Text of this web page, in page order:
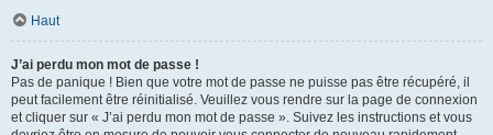
Haut
J’ai perdu mon mot de passe !
Pas de panique ! Bien que votre mot de passe ne puisse pas être récupéré, il
peut facilement être réinitialisé. Veuillez vous rendre sur la page de connexion
et cliquer sur « J’ai perdu mon mot de passe ». Suivez les instructions et vous